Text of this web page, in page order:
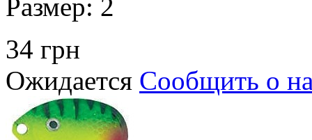
Размер: 2
34 грн
Ожидается Сообщить о